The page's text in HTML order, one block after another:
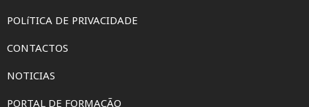
POLíTICA DE PRIVACIDADE
CONTACTOS
NOTICIAS
PORTAL DE FORMAÇÃO